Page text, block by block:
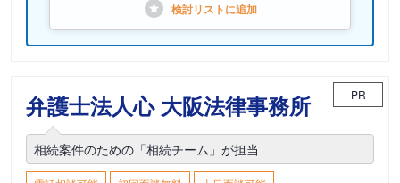
検討リストに追加
弁護士法人心 大阪法律事務所 PR
相続案件のための「相続チーム」が担当